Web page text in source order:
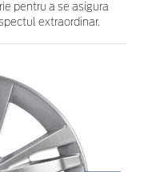
pentru a se asigura
extraordinar.